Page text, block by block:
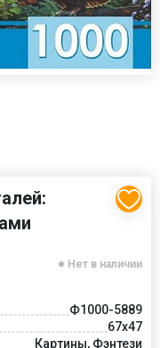
Нет в наличии
Ф1000-5889
67x47
Картины, Фэнтези